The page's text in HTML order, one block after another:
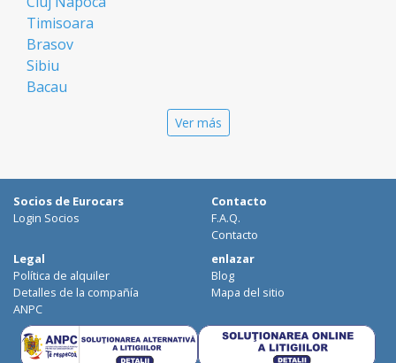
Timisoara
Brasov
Sibiu
Bacau
Galati
Suceava
Focsani
Targoviste
Ploiesti
Craiova
Botosani
Ver más
Socios de Eurocars
Login Socios
Contacto
F.A.Q.
Contacto
Legal
Política de alquiler
Detalles de la compañía
ANPC
enlazar
Blog
Mapa del sitio